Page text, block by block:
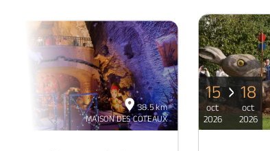
38.5 km
MAISON DES COTEAUX
15
oct
2026
18
oct
2026